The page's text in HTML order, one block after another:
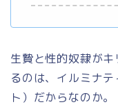
生贄と性的奴隷が
るのは、イルミナ
ト）だからなのか。